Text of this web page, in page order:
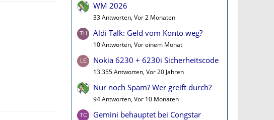
WM 2026
33 Antworten, Vor 2 Monaten
Aldi Talk: Geld vom Konto weg?
10 Antworten, Vor einem Monat
Nokia 6230 + 6230i Sicherheitscode
13.355 Antworten, Vor 20 Jahren
Nur noch Spam? Wer greift durch?
94 Antworten, Vor 10 Monaten
Gemini behauptet bei Congstar